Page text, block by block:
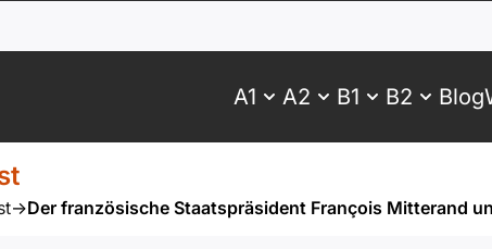
A1 A2 B1 B2 Blog
->Der französische Staatspräsident François Mitterand